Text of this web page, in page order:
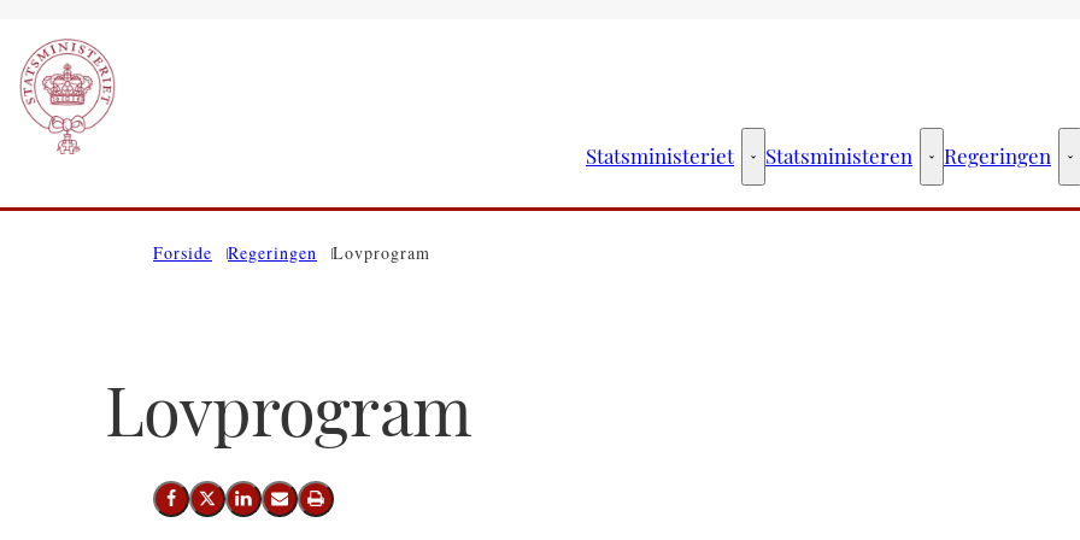
Statsministeriet Statsministeriet - Flere links
Statsministeren Statsministeren -
Regeringen
Forside Regeringen Lovprogram
Lovprogram
Del på Facebook
Del på X (Twitter)
Del på LinkedIn
Send email
Print